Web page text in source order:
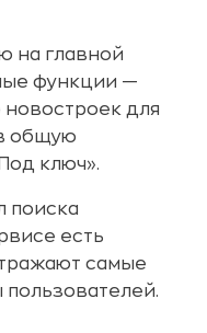
на главной
функции —
для
общую
ключ».
поиска
есть
самые